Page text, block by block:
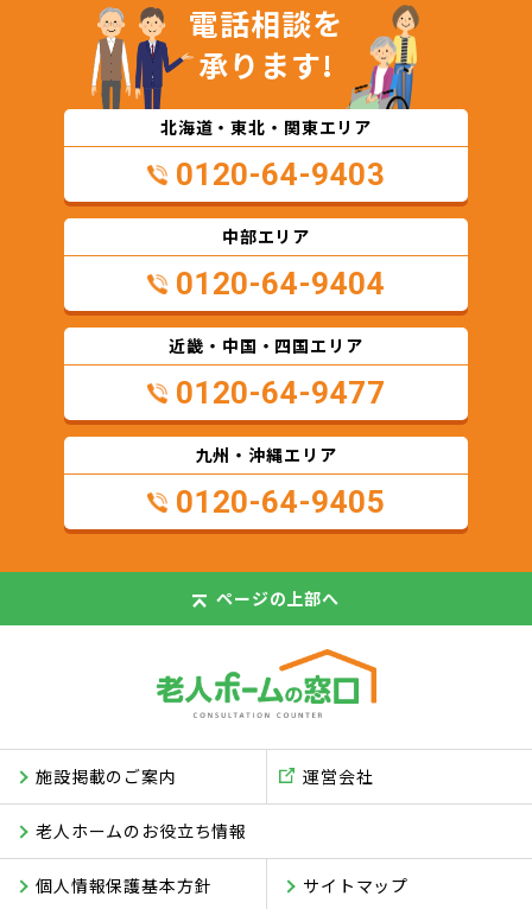
電話相談を
承ります!
北海道・東北・関東エリア
0120-64-9403
中部エリア
0120-64-9404
近畿・中国・四国エリア
0120-64-9477
九州・沖縄エリア
0120-64-9405
ページの上部へ
施設掲載のご案内
老人ホームのお役立ち情報
サイトマップ
運営会社
個人情報保護基本方針